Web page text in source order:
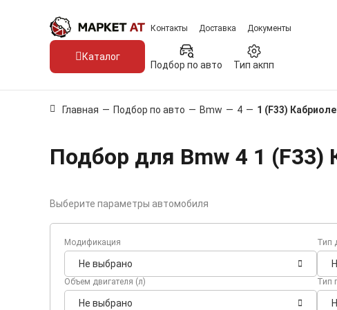
Контакты Доставка Документы
Каталог
Подбор по авто Тип акпп
Главная — Подбор по авто — Bmw — 4 — 1 (F33)
Подбор для Bmw 4 1 (F33)
Выберите параметры автомобиля
Модификация
Не выбрано
Тип
Объем двигателя (л)
Не выбрано
Тип